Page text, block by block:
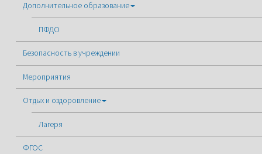
Дополнительное образование
ПФДО
Безопасность в учреждении
Мероприятия
Отдых и оздоровление
Лагеря
ФГОС